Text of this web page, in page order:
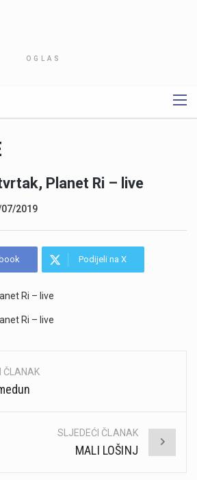
OGLAS
Planet Ri – live
2019
Podijeli na X
Ri – live
Ri – live
ČLANAK
SLJEDEĆI ČLANAK
MALI LOŠINJ